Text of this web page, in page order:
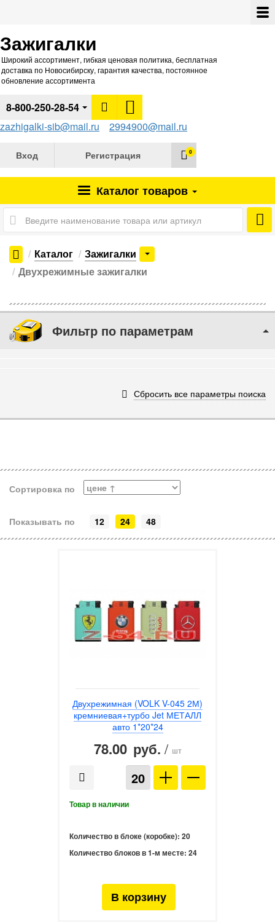
Зажигалки
Широкий ассортимент, гибкая ценовая политика, бесплатная
доставка по Новосибирску, гарантия качества, постоянное
обновление ассортимента
8-800-250-28-54
zazhigalki-sib@mail.ru
2994900@mail.ru
Вход Регистрация 0
Каталог товаров
Каталог
Зажигалки
Двухрежимные зажигалки
Фильтр по параметрам
Сбросить все параметры поиска
Сортировка по
Показывать по 12 24 48
Двухрежимная (VOLK V-045 2М)
кремниевая+турбо Jet МЕТАЛЛ
авто 1*20*24
78.00 руб. / шт
Количество в блоке (коробке): 20
Количество блоков в 1-м месте: 24